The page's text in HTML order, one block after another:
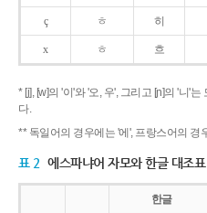
ç ㅎ 히
x ㅎ 흐
* [j], [w]의 '이'와 '오, 우', 그리고 [ɲ]의 '니'
다.
** 독일어의 경우에는 '에', 프랑스어의 경
표 2 에스파냐어 자모와 한글 대조표
한글